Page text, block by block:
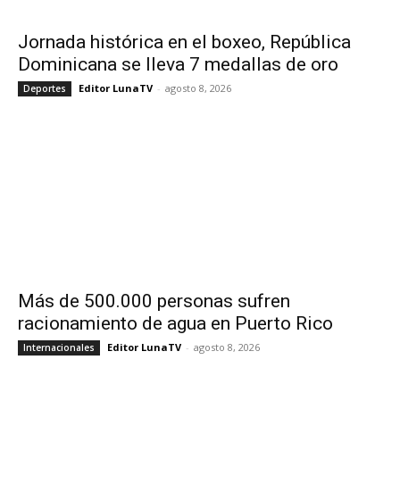
Jornada histórica en el boxeo, República
Dominicana se lleva 7 medallas de oro
Deportes Editor LunaTV - agosto 8, 2026
Más de 500.000 personas sufren
racionamiento de agua en Puerto Rico
Internacionales Editor LunaTV - agosto 8, 2026